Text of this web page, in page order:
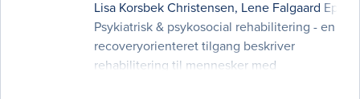
Lisa Korsbek Christensen, Lene Falgaard Eplov
Psykiatrisk & psykosocial rehabilitering - en
recoveryorienteret tilgang beskriver
rehabilitering til mennesker med